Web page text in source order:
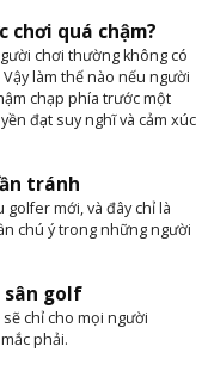
quá chậm?
chơi thường không có
làm thế nào nếu người
chạp phía trước một
đạt suy nghĩ và cảm xúc
tránh
golfer mới, và đây chỉ là
chú ý trong những người
sân golf
sẽ chỉ cho mọi người
phải.